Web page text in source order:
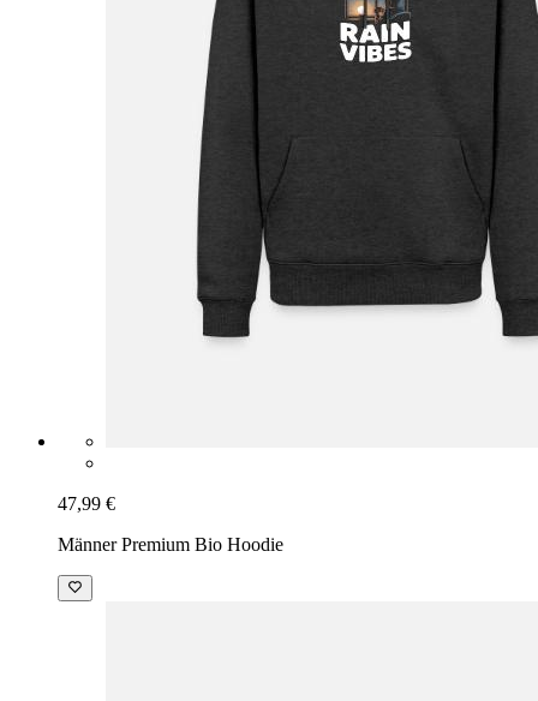
47,99 €
Männer Premium Bio Hoodie